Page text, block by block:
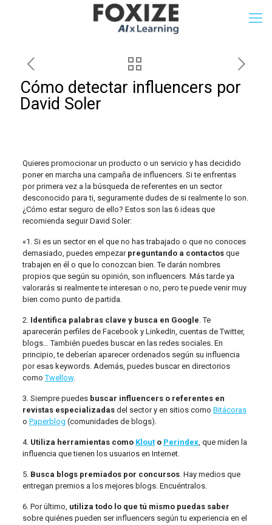
Cómo detectar influencers por
David Soler
Quieres promocionar un producto o un servicio y has decidido
poner en marcha una campaña de influencers. Si te enfrentas
por primera vez a la búsqueda de referentes en un sector
desconocido para ti, seguramente dudes de si realmente lo son.
¿Cómo estar seguro de ello? Estos son las 6 ideas que
recomienda seguir David Soler:
«1. Si es un sector en el que no has trabajado o que no conoces
demasiado, puedes empezar preguntando a contactosque
trabajen en él o que lo conozcan bien. Te darán nombres
propios que según su opinión, son influencers. Más tarde ya
valorarás si realmente te interesan o no, pero te puede venir muy
bien como punto de partida.
2. Identifica palabras clave y busca en Google. Te
aparecerán perfiles de Facebook y LinkedIn, cuentas de Twitter,
blogs… También puedes buscar en las redes sociales. En
principio, te deberían aparecer ordenados según su influencia
por esas keywords. Además, puedes buscar en directorios
comoTwellow.
3. Siempre puedes buscar influencers o referentes en
revistas especializadasdel sector y en sitios como Bitácoras
o Paperblog (comunidades de blogs).
4. Utiliza herramientas como Klout o Perindex, que miden la
influencia que tienen los usuarios en Internet.
5. Busca blogs premiados por concursos. Hay medios que
entregan premios a los mejores blogs. Encuéntralos.
6. Por último, utiliza todo lo que tú mismo puedas saber
sobre quiénes pueden ser influencers según tu experiencia en el